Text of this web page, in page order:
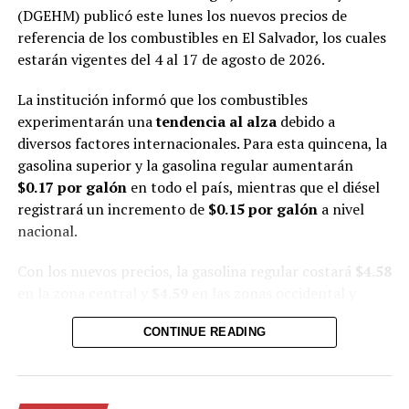
HIDROCARBUROS
INSPECCIONES
MERCADO PETROLERO
PETRÓLEO
PRECIOS DE COMBUSTIBLE
PRECIOS DE GASOLINA
Félix Ulloa reafirma compromiso de El Salvador con la
integración regional en Panamá
DON'T MISS
Informe sobre caso de niña violada y asesinada en
Francia revela una “sucesión de errores”
(DGEHM) publicó este lunes los nuevos precios de
referencia de los combustibles en El Salvador, los cuales
estarán vigentes del 4 al 17 de agosto de 2026.
La institución informó que los combustibles
experimentarán unatendencia al alzadebido a
diversos factores internacionales. Para esta quincena, la
gasolina superior y la gasolina regular aumentarán
$0.17 por galónen todo el país, mientras que el diésel
registrará un incremento de $0.15 por galóna nivel
nacional.
Con los nuevos precios, la gasolina regular costará $4.58
oriental.
por galón en la zona central y de$4.92en las zonas
occidental y oriental.
CONTINUE READING